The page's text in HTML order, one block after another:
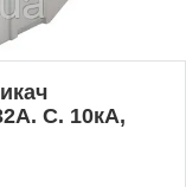
C. 10кА,